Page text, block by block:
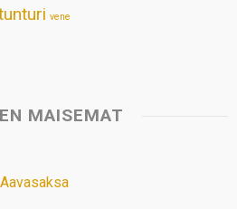
vene
MAISEMAT
Aavasaksa